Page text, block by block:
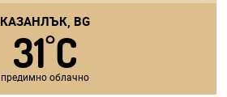
КАЗАНЛЪК, BG
31°C
предимно облачно